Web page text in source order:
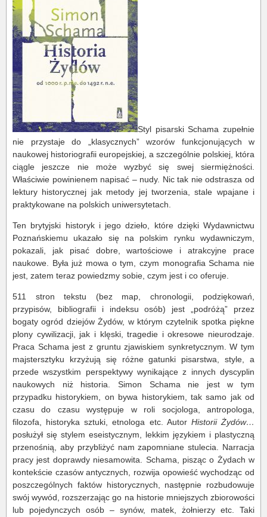
Styl pisarski Schama zupełnie
nie przystaje do „klasycznych” wzorów funkcjonujących w
naukowej historiografii europejskiej, a szczególnie polskiej, która
ciągle jeszcze nie może wyzbyć się swej siermiężności.
Właściwie powinienem napisać – nudy. Nic tak nie odstrasza od
lektury historycznej jak metody jej tworzenia, stale wpajane i
praktykowane na polskich uniwersytetach.
Ten brytyjski historyk i jego dzieło, które dzięki Wydawnictwu
Poznańskiemu ukazało się na polskim rynku wydawniczym,
pokazali, jak pisać dobre, wartościowe i atrakcyjne prace
naukowe. Była już mowa o tym, czym monografia Schama nie
jest, zatem teraz powiedzmy sobie, czym jest i co oferuje.
511 stron tekstu (bez map, chronologii, podziękowań,
przypisów, bibliografii i indeksu osób) jest „podróżą” przez
bogaty ogród dziejów Żydów, w którym czytelnik spotka piękne
plony cywilizacji, jak i klęski, tragedie i okresowe nieurodzaje.
Praca Schama jest z gruntu zjawiskiem synkretycznym. W tym
majstersztyku krzyżują się różne gatunki pisarstwa, style, a
przede wszystkim perspektywy wynikające z innych dyscyplin
naukowych niż historia. Simon Schama nie jest w tym
przypadku historykiem, on bywa historykiem, tak samo jak od
czasu do czasu występuje w roli socjologa, antropologa,
filozofa, historyka sztuki, etnologa etc. Autor Historii Żydów…
posłużył się stylem eseistycznym, lekkim językiem i plastyczną
przenośnią, aby przybliżyć nam zapomniane stulecia. Narracja
pracy jest doprawdy niesamowita. Schama, pisząc o Żydach w
kontekście czasów antycznych, rozwija opowieść wychodząc od
poszczególnych faktów historycznych, następnie rozbudowuje
swój wywód, rozszerzając go na historie mniejszych zbiorowości
lub pojedynczych osób – synów, matek, żołnierzy etc. Taki